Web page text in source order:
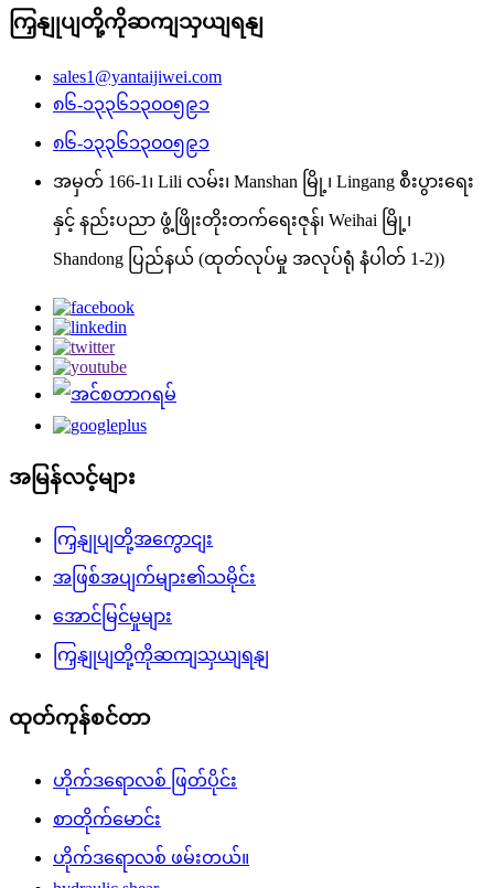
ကြှနျုပျတို့ကိုဆကျသှယျရနျ
sales1@yantaijiwei.com
၈၆-၁၃၃၆၁၃၀၀၅၉၁
၈၆-၁၃၃၆၁၃၀၀၅၉၁
အမှတ် 166-1၊ Lili လမ်း၊ Manshan မြို့၊ Lingang စီးပွားရေး
နှင့် နည်းပညာ ဖွံ့ဖြိုးတိုးတက်ရေးဇုန်၊ Weihai မြို့၊
Shandong ပြည်နယ် (ထုတ်လုပ်မှု အလုပ်ရုံ နံပါတ် 1-2))
အမြန်လင့်များ
ကြှနျုပျတို့အကွောငျး
အဖြစ်အပျက်များ၏သမိုင်း
အောင်မြင်မှုများ
ကြှနျုပျတို့ကိုဆကျသှယျရနျ
ထုတ်ကုန်စင်တာ
ဟိုက်ဒရောလစ် ဖြတ်ပိုင်း
စာတိုက်မောင်း
ဟိုက်ဒရောလစ် ဖမ်းတယ်။